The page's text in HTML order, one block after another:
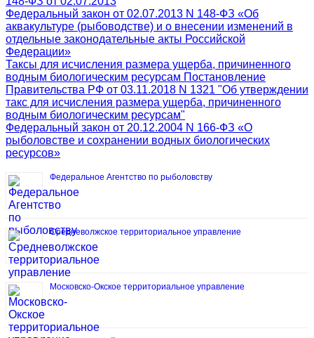
Федеральный закон от 02.07.2013 N 148-ФЗ «Об
аквакультуре (рыбоводстве) и о внесении изменений в
отдельные законодательные акты Российской
Федерации»
Таксы для исчисления размера ущерба, причиненного
водным биологическим ресурсам Постановление
Правительства РФ от 03.11.2018 N 1321 "Об утверждении
такс для исчисления размера ущерба, причиненного
водным биологическим ресурсам"
Федеральный закон от 20.12.2004 N 166-ФЗ «О
рыболовстве и сохранении водных биологических
ресурсов»
Федеральное Агентство по рыболовству
Средневолжское территориальное управление
Московско-Окское территориальное управление